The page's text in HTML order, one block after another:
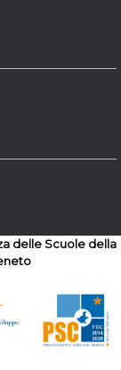
delle Scuole della